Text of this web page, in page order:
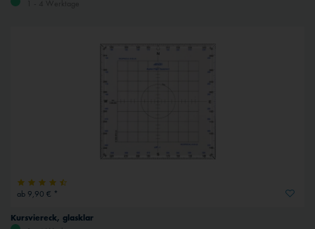
ab 9,90 € *
Kursviereck, glasklar